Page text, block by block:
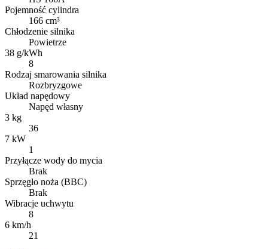
Pojemność cylindra
166 cm³
Chłodzenie silnika
Powietrze
38 g/kWh
8
Rodzaj smarowania silnika
Rozbryzgowe
Układ napędowy
Napęd własny
3 kg
36
7 kW
1
Przyłącze wody do mycia
Brak
Sprzęgło noża (BBC)
Brak
Wibracje uchwytu
8
6 km/h
21